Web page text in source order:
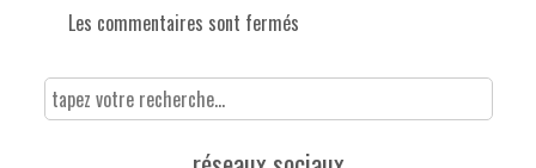
Les commentaires sont fermés